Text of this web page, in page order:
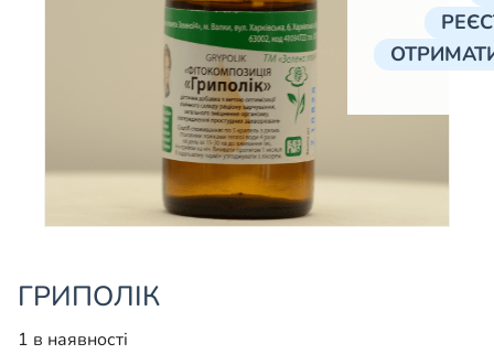
ГРИПОЛІК
1 в наявності